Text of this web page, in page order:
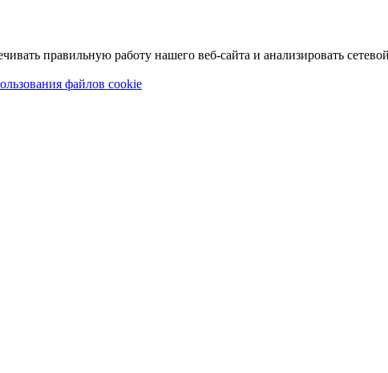
правильную работу нашего веб-сайта и анализировать
файлов cookie